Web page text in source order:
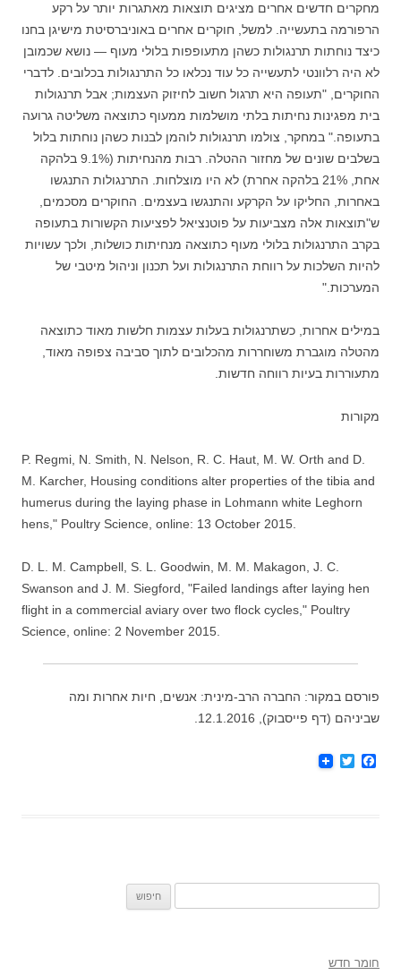
מחקרים חדשים אחרים מציגים תוצאות מאתגרות יותר על רקע
הרפורמה בתעשייה. למשל, חוקרים אחרים באוניברסיטת מישיגן בחנו
כיצד נוחתות תרנגולות כשהן מתעופפות בלולי מעוף — נושא שכמובן
לא היה רלוונטי לתעשייה כל עוד נכלאו כל התרנגולות בכלובים. לדברי
החוקרים, "תעופה היא תרגול חשוב לחיזוק העצמות; אבל תרנגולות
בית מפגינות נחיתות בלתי מושלמות ממעוף כתוצאה משליטה גרועה
בתעופה." במחקר, צולמו תרנגולות לוהמן לבנות כשהן נוחתות בלול
בשלבים שונים של מחזור ההטלה. רבות מהנחיתות (9.1% בלהקה
אחת, 21% בלהקה אחרת) לא היו מוצלחות. התרנגולות התנגשו
באחרות, החליקו על הקרקע והתנגשו בעצמים. החוקרים מסכמים,
ש"תוצאות אלה מצביעות על פוטנציאל לפציעות הקשורות בתעופה
בקרב התרנגולות בלולי מעוף כתוצאה מנחיתות כושלות, ולכך עשויות
להיות השלכות על רווחת התרנגולות ועל תכנון וניהול מיטבי של
המערכות."
במילים אחרות, כשתרנגולות בעלות עצמות חלשות מאוד כתוצאה
מהטלה מוגברת משוחררות מהכלובים לתוך סביבה צפופה מאוד,
מתעוררות בעיות רווחה חדשות.
מקורות
P. Regmi, N. Smith, N. Nelson, R. C. Haut, M. W. Orth and D.
M. Karcher, Housing conditions alter properties of the tibia and
humerus during the laying phase in Lohmann white Leghorn
hens," Poultry Science, online: 13 October 2015.
D. L. M. Campbell, S. L. Goodwin, M. M. Makagon, J. C.
Swanson and J. M. Siegford, "Failed landings after laying hen
flight in a commercial aviary over two flock cycles," Poultry
Science, online: 2 November 2015.
פורסם במקור: החברה הרב-מינית: אנשים, חיות אחרות ומה
שביניהם (דף פייסבוק), 12.1.2016.
F
T
חומר חדש